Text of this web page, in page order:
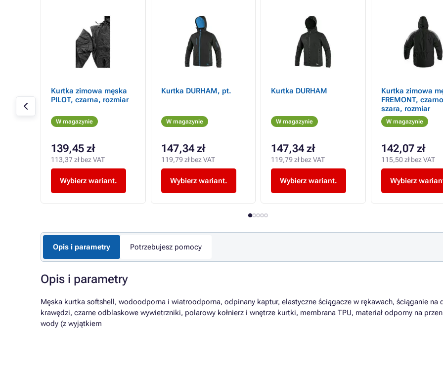
Kurtka zimowa męska
PILOT, czarna, rozmiar
W magazynie
139,45 zł
113,37 zł bez VAT
Wybierz wariant.
Kurtka DURHAM, pt.
W magazynie
147,34 zł
119,79 zł bez VAT
Wybierz wariant.
Kurtka DURHAM
W magazynie
147,34 zł
119,79 zł bez VAT
Wybierz wariant.
Kurtka zimowa
FREMONT,
szara, rozmiar
W magazynie
142,07 zł
115,50 zł bez VAT
Wybierz
Opis i parametry Potrzebujesz pomocy
Opis i parametry
Męska kurtka softshell, wodoodporna i wiatroodporna, odpinany kaptur, elastyczne ściągacze w rękawach, ściąganie na
krawędzi, czarne odblaskowe wywietrzniki, polarowy kołnierz i wnętrze kurtki, membrana TPU, materiał odporny na
wody (z wyjątkiem